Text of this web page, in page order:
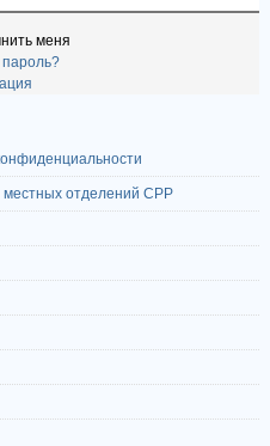
меня
отделений СРР